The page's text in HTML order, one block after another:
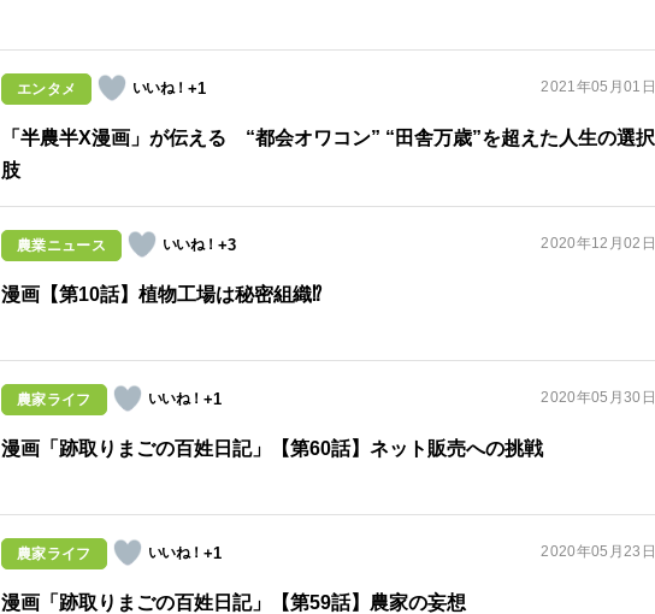
エンタメ +1 2021年05月01日
「半農半X漫画」が伝える “都会オワコン” “田舎万歳”を超えた人生の選択
肢
農業ニュース +3 2020年12月02日
漫画【第10話】植物工場は秘密組織⁉
農家ライフ +1 2020年05月30日
漫画「跡取りまごの百姓日記」【第60話】ネット販売への挑戦
農家ライフ +1 2020年05月23日
漫画「跡取りまごの百姓日記」【第59話】農家の妄想